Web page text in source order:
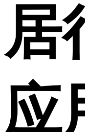
居
应